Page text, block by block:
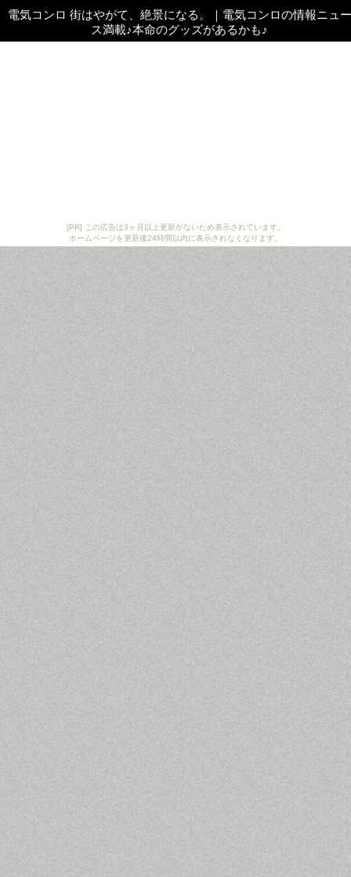
[PR] この広告は3ヶ月以上更新がないため表示されています。
ホームページを更新後24時間以内に表示されなくなります。
電気コンロ 街はやがて、絶景になる。 ｜ 電気コンロの情報ニュー
ス満載♪本命のグッズがあるかも♪